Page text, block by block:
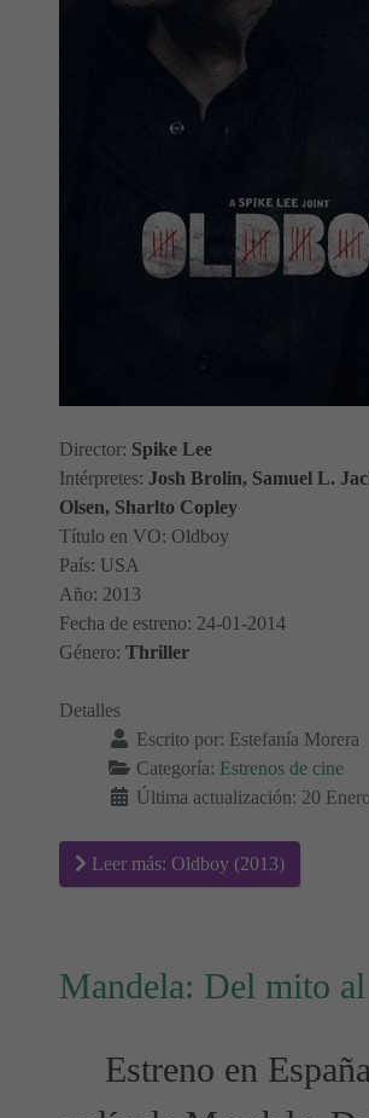
Director: Spike Lee
Intérpretes: Josh Brolin, Samuel L.
Olsen, Sharlto Copley
Título en VO: Oldboy
País: USA
Año: 2013
Fecha de estreno: 24-01-2014
Género: Thriller
Detalles
Escrito por: Estefanía Morera
Categoría: Estrenos de cine
Última actualización: 20
Leer más: Oldboy (2013)
Mandela: Del mito
Estreno en